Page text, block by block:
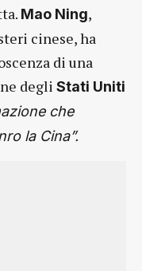
Mao Ning,
cinese, ha
di una
degli Stati Uniti
che
la Cina”.